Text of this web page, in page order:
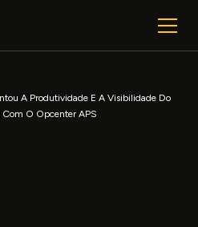
A Produtividade E A Visibilidade Do
O Opcenter APS